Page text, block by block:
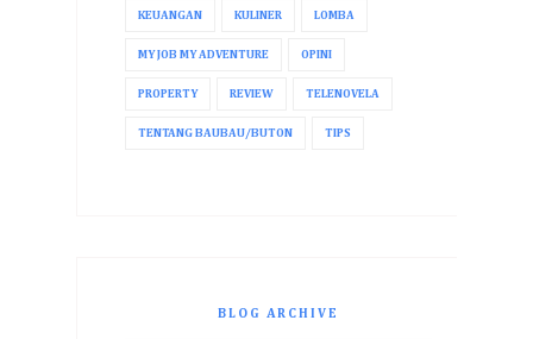
KEUANGAN KULINER LOMBA
MY JOB MY ADVENTURE OPINI
PROPERTY REVIEW TELENOVELA
TENTANG BAUBAU/BUTON TIPS
BLOG ARCHIVE